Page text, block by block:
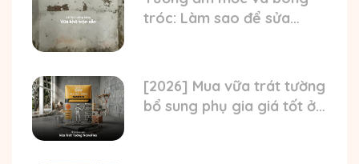
tróc: Làm sao để sửa
[2026] Mua vữa trát tường
bổ sung phụ gia giá tốt ở